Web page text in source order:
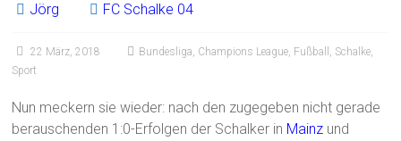
Jörg FC Schalke 04
22 März, 2018 Bundesliga, Champions League, Fußball , Schalke,
Sport
Nun meckern sie wieder: nach den zugegeben nicht gerade
berauschenden 1:0-Erfolgen der Schalker in Mainz und